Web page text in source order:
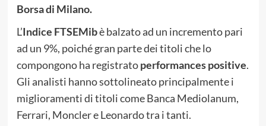
Borsa di Milano.
L’Indice FTSEMibè balzato ad un incremento pari
ad un 9%, poiché gran parte dei titoli che lo
compongono ha registratoperformances positive.
Gli analisti hanno sottolineato principalmente i
miglioramenti di titoli come Banca Mediolanum,
Ferrari, Moncler e Leonardo tra i tanti.